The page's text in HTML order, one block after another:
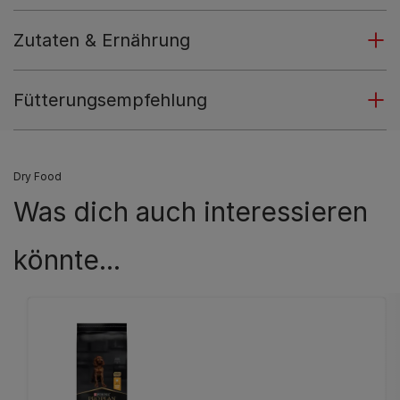
Zutaten & Ernährung
Fütterungsempfehlung
Dry Food
Was dich auch interessieren
könnte...